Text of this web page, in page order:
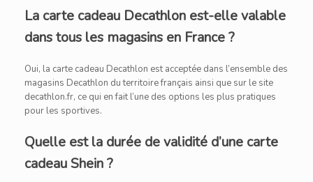
La carte cadeau Decathlon est-elle valable
dans tous les magasins en France ?
Oui, la carte cadeau Decathlon est acceptée dans l’ensemble des
magasins Decathlon du territoire français ainsi que sur le site
decathlon.fr, ce qui en fait l’une des options les plus pratiques
pour les sportives.
Quelle est la durée de validité d’une carte
cadeau Shein ?